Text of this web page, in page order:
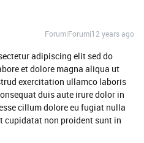
Forum|Forum|12 years ago
adipiscing elit sed do
et dolore magna aliqua ut
exercitation ullamco laboris
duis aute irure dolor in
cillum dolore eu fugiat nulla
cupidatat non proident sunt in